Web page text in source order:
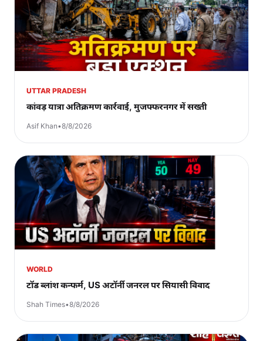
UTTAR PRADESH
कांवड़ यात्रा अतिक्रमण कार्रवाई, मुजफ्फरनगर में सख्ती
Asif Khan•8/8/2026
WORLD
टॉड ब्लांश कन्फर्म, US अटॉर्नी जनरल पर सियासी विवाद
Shah Times•8/8/2026